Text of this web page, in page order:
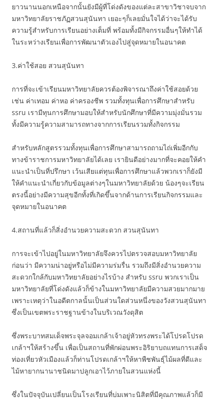
ยาวนานนอกเหนือจากนั้นยังมีผู้ที่โด่งดังของแต่ละสาขาวิชาจบจาก
มหาวิทยาลัยราชภัฏสวนสุนันทา เยอะๆก็เลยมั่นใจได้ว่าจะได้รับ
ความรู้สำหรับการเรียนอย่างเต็มที่ พร้อมทั้งมีกิจกรรมอื่นๆให้ทำได้
ในระหว่างเรียนเพื่อการพัฒนาตัวเองไปสู่จุดหมายในอนาคต
3.ค่าใช้สอย สวนสุนันทา
การที่จะเข้าเรียนมหาวิทยาลัยควรต้องพิจารณาถึงค่าใช้สอยด้วย
เช่น ค่าเทอม ค่าหอ ค่าครองชีพ รวมทั้งทุนเพื่อการศึกษาสำหรับ
ssru เรามีทุนการศึกษามอบให้สำหรับนักศึกษาที่มีความมุ่งมั่นรวม
ทั้งมีความรู้ความสามารถทางจากการเรียนรวมทั้งกิจกรรม
สำหรับหลักสูตรรวมทั้งทุนเพื่อการศึกษาสามารถถามไถ่เพิ่มอีกกับ
ทางข้าราชการมหาวิทยาลัยได้เลย เรายินดีอย่างมากที่จะคอยให้คำ
แนะนำเป็นที่ปรึกษา เว้นเสียแต่ทุนเพื่อการศึกษาแล้วพวกเราก็ยังมี
ให้คำแนะนำเกี่ยวกับข้อมูลต่างๆในมหาวิทยาลัยด้วย น้องๆจะเรียน
ตรงนี้อย่างมีความสุขอีกทั้งที่เกิดขึ้นจากด้านการเรียนกิจกรรมและ
จุดหมายในอนาคต
4.สถานที่แล้วก็สิ่งอำนวยความสะดวก สวนสุนันทา
การจะเข้าไปอยู่ในมหาวิทยาลัยจึงควรไปตรวจสอบมหาวิทยาลัย
ก่อนว่า มีความน่าอยู่หรือไม่มีความร่มรื่น รวมถึงมีสิ่งอำนวยความ
สะดวกใกล้กับมหาวิทยาลัยอย่างไรบ้าง สำหรับ ssru พวกเราเป็น
มหาวิทยาลัยที่โด่งดังแล้วก็ข้างในมหาวิทยาลัยมีความสวยมากมาย
เพราะเหตุว่าในอดีตกาลนั้นเป็นส่วนใดส่วนหนึ่งของวังสวนสุนันทา
ซึ่งเป็นเขตพระราชฐานข้างในบริเวณวังดุสิต
ซึ่งพระบาทสมเด็จพระจุลจอมเกล้าเจ้าอยู่หัวทรงพระได้โปรดโปรด
เกล้าฯให้สร้างขึ้น เพื่อเป็นสถานที่พักผ่อนพระอิริยาบถแทนการเสด็จ
ท่องเที่ยวหัวเมืองแล้วก็ท่านโปรดเกล้าฯให้หาพืชพันธุ์ไม้ผลที่ดีและ
ไม้หายากนานาชนิดมาปลูกเอาไว้ภายในสวนแห่งนี้
ซึ่งในปัจจุบันเปลี่ยนเป็นโรงเรียนที่บ่มเพาะนิสิตที่มีคุณภาพแล้วก็มี